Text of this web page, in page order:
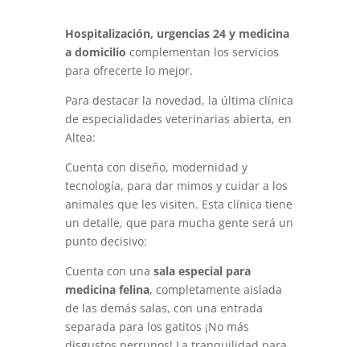
Hospitalización, urgencias 24 y medicina
a domicilio complementan los servicios
para ofrecerte lo mejor.
Para destacar la novedad, la última clínica
de especialidades veterinarias abierta, en
Altea:
Cuenta con diseño, modernidad y
tecnología, para dar mimos y cuidar a los
animales que les visiten. Esta clínica tiene
un detalle, que para mucha gente será un
punto decisivo:
Cuenta con una sala especial para
medicina felina, completamente aislada
de las demás salas, con una entrada
separada para los gatitos ¡No más